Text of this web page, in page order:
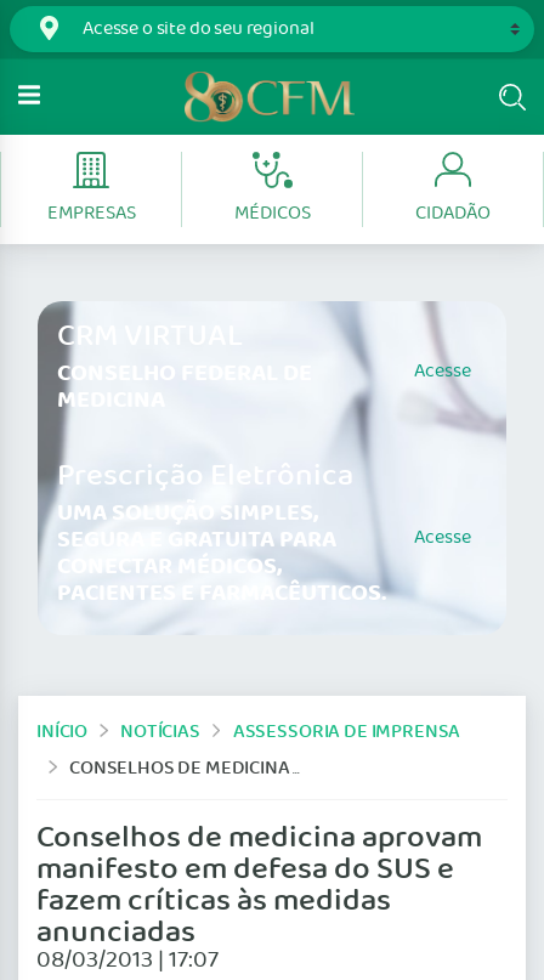
EMPRESAS MÉDICOS CIDADÃO
CRM VIRTUAL
CONSELHO FEDERAL DE
MEDICINA
Acesse
Prescrição Eletrônica
UMA SOLUÇÃO SIMPLES,
SEGURA E GRATUITA PARA
CONECTAR MÉDICOS,
PACIENTES E FARMACÊUTICOS.
Acesse
INÍCIO NOTÍCIAS
ASSESSORIA DE IMPRENSA
CONSELHOS DE MEDICINA APROVAM MANIFESTO EM DEFESA DO SUS E FAZEM CRÍTICAS ÀS MEDIDAS ANUNCIADAS
Conselhos de medicina aprovam
manifesto em defesa do SUS e
fazem críticas às medidas
anunciadas
08/03/2013 | 17:07